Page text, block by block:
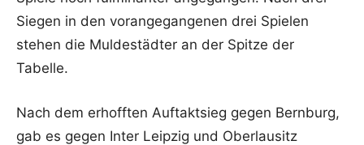
Siegen in den vorangegangenen drei Spielen
stehen die Muldestädter an der Spitze der
Tabelle.
Nach dem erhofften Auftaktsieg gegen Bernburg,
gab es gegen Inter Leipzig und Oberlausitz